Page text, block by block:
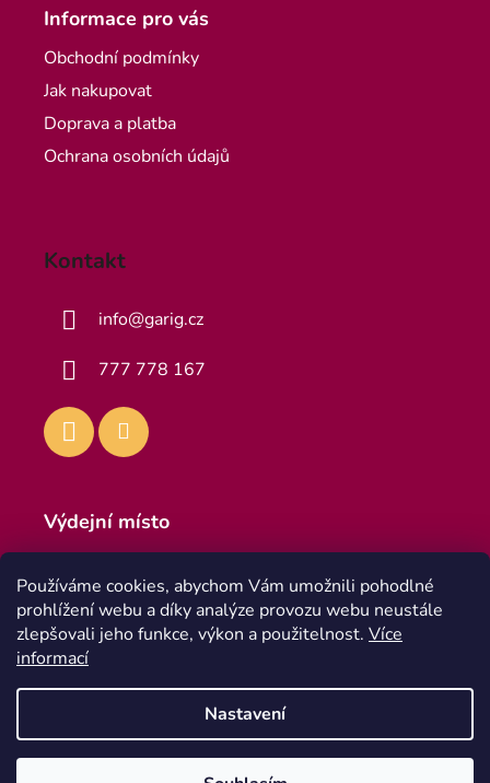
Používáme cookies, abychom Vám umožnili pohodlné
prohlížení webu a díky analýze provozu webu neustále
zlepšovali jeho funkce, výkon a použitelnost. Více
informací
Nastavení
Informace pro vás
Obchodní podmínky
Jak nakupovat
Doprava a platba
Ochrana osobních údajů
Kontakt
info@garig.cz
777 778 167
Výdejní místo
Výdejna
Teplická 916, 418 01 Bílina 1
Po - Pa 8:00 - 16:30